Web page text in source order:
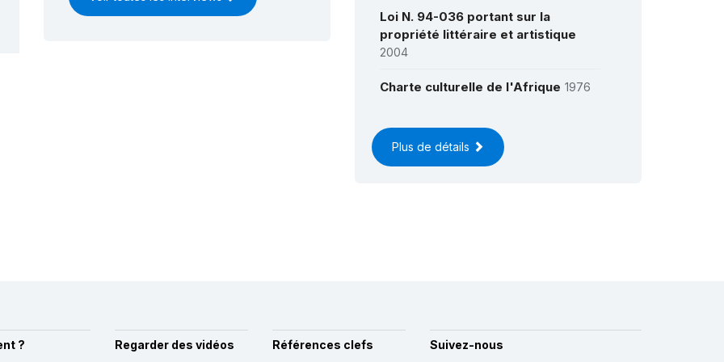
Loi N. 94-036 portant sur la
propriété littéraire et artistique
2004
Charte culturelle de l'Afrique 1976
Plus de détails
? Regarder des vidéos Références clefs Suivez-nous